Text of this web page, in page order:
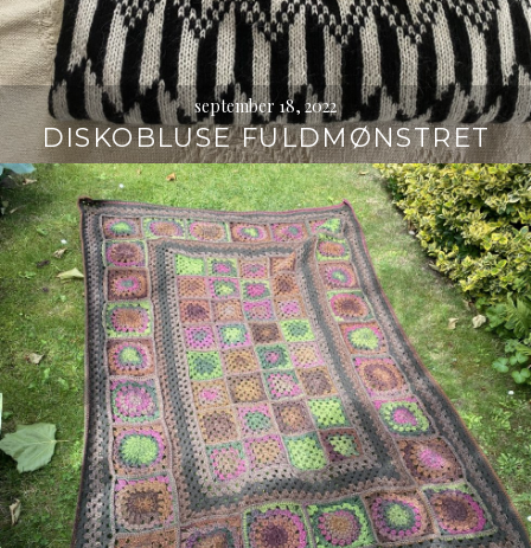
september 18, 2022
DISKOBLUSE FULDMØNSTRET